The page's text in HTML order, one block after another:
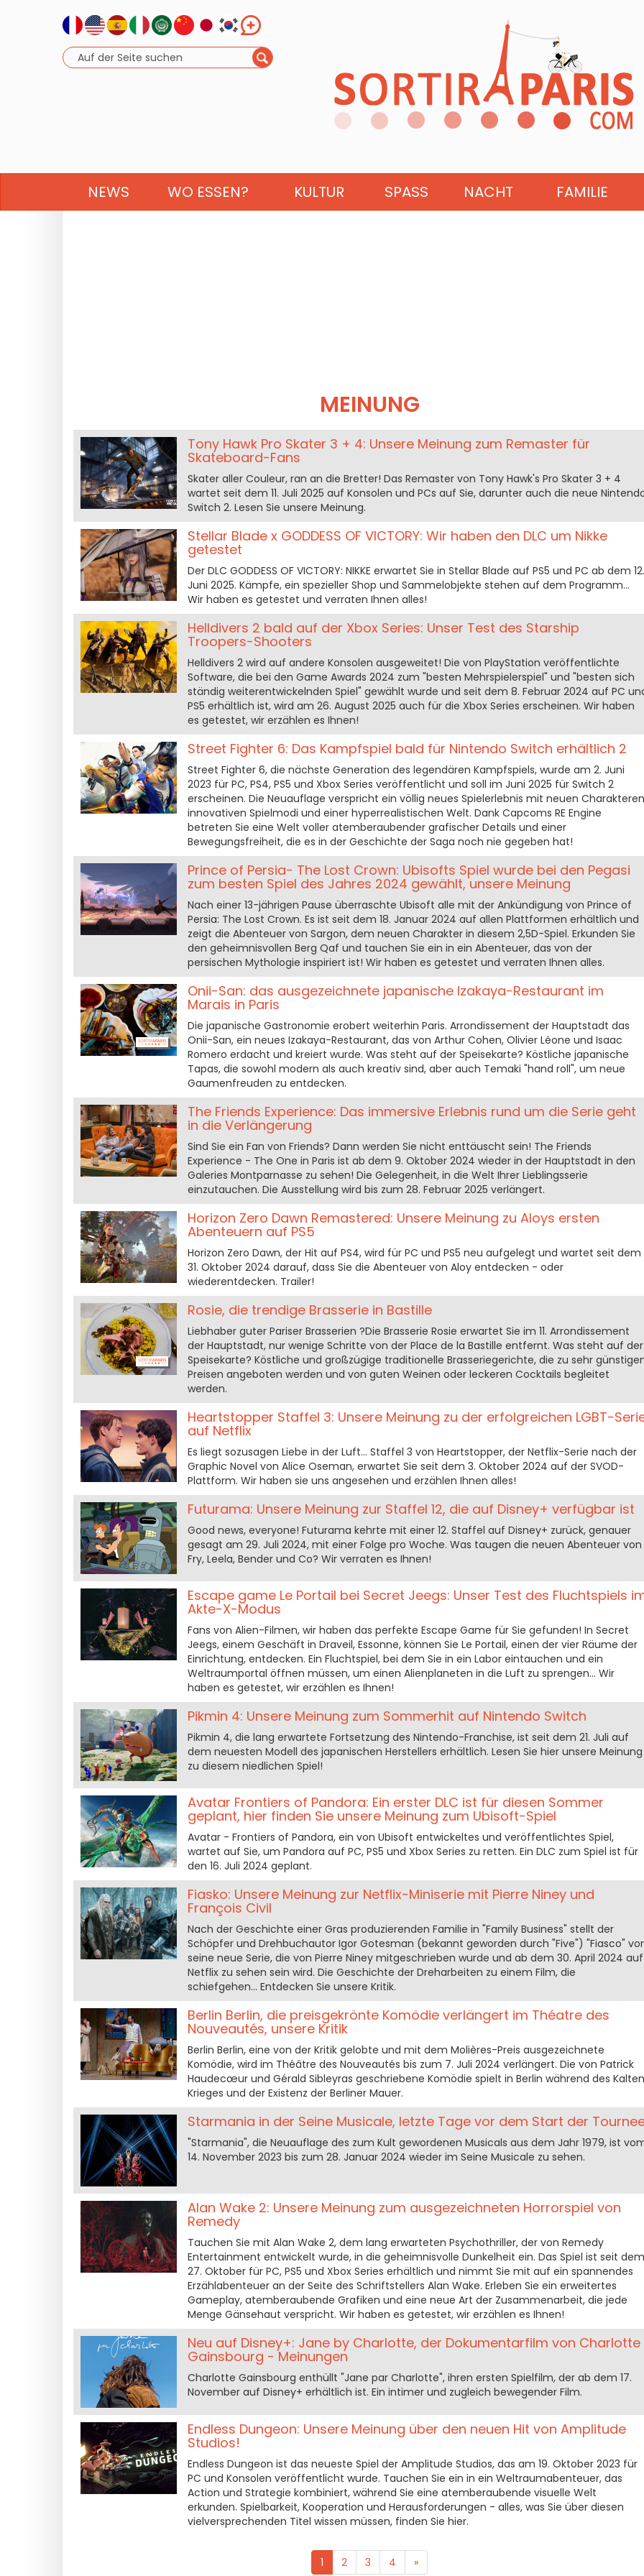
NEWS WO ESSEN? KULTUR SPASS NACHT FAMILIE
MEINUNG
Tony Hawk Pro Skater 3 + 4: Unsere Meinung zum Remaster für
Skateboard-Fans
Skater aller Couleur, ran an die Bretter! Das Remaster von Tony Hawk's Pro Skater 3 + 4
wartet seit dem 11. Juli 2025 auf Konsolen und PCs auf Sie, darunter auch die neue
Switch 2. Lesen Sie unsere Meinung.
Stellar Blade x GODDESS OF VICTORY: Wir haben den DLC um Nikke
getestet
Der DLC GODDESS OF VICTORY: NIKKE erwartet Sie in Stellar Blade auf PS5 und PC ab dem 12.
Juni 2025. Kämpfe, ein spezieller Shop und Sammelobjekte stehen auf dem Programm...
Wir haben es getestet und verraten Ihnen alles!
Helldivers 2 bald auf der Xbox Series: Unser Test des Starship
Troopers-Shooters
Helldivers 2 wird auf andere Konsolen ausgeweitet! Die von PlayStation veröffentlichte
Software, die bei den Game Awards 2024 zum "besten Mehrspielerspiel" und "besten sich
ständig weiterentwickelnden Spiel" gewählt wurde und seit dem 8. Februar 2024 auf PC
PS5 erhältlich ist, wird am 26. August 2025 auch für die Xbox Series erscheinen. Wir haben
es getestet, wir erzählen es Ihnen!
Street Fighter 6: Das Kampfspiel bald für Nintendo Switch erhältlich 2
Street Fighter 6, die nächste Generation des legendären Kampfspiels, wurde am 2. Juni
2023 für PC, PS4, PS5 und Xbox Series veröffentlicht und soll im Juni 2025 für Switch 2
erscheinen. Die Neuauflage verspricht ein völlig neues Spielerlebnis mit neuen
innovativen Spielmodi und einer hyperrealistischen Welt. Dank Capcoms RE Engine
betreten Sie eine Welt voller atemberaubender grafischer Details und einer
Bewegungsfreiheit, die es in der Geschichte der Saga noch nie gegeben hat!
Prince of Persia- The Lost Crown: Ubisofts Spiel wurde bei den Pegasi
zum besten Spiel des Jahres 2024 gewählt, unsere Meinung
Nach einer 13-jährigen Pause überraschte Ubisoft alle mit der Ankündigung von Prince of
Persia: The Lost Crown. Es ist seit dem 18. Januar 2024 auf allen Plattformen erhältlich und
zeigt die Abenteuer von Sargon, dem neuen Charakter in diesem 2,5D-Spiel. Erkunden Sie
den geheimnisvollen Berg Qaf und tauchen Sie ein in ein Abenteuer, das von der
persischen Mythologie inspiriert ist! Wir haben es getestet und verraten Ihnen alles.
Onii-San: das ausgezeichnete japanische Izakaya-Restaurant im
Marais in Paris
Die japanische Gastronomie erobert weiterhin Paris. Arrondissement der Hauptstadt das
Onii-San, ein neues Izakaya-Restaurant, das von Arthur Cohen, Olivier Léone und Isaac
Romero erdacht und kreiert wurde. Was steht auf der Speisekarte? Köstliche japanische
Tapas, die sowohl modern als auch kreativ sind, aber auch Temaki "hand roll", um neue
Gaumenfreuden zu entdecken.
The Friends Experience: Das immersive Erlebnis rund um die Serie geht
in die Verlängerung
Sind Sie ein Fan von Friends? Dann werden Sie nicht enttäuscht sein! The Friends
Experience - The One in Paris ist ab dem 9. Oktober 2024 wieder in der Hauptstadt in den
Galeries Montparnasse zu sehen! Die Gelegenheit, in die Welt Ihrer Lieblingsserie
einzutauchen. Die Ausstellung wird bis zum 28. Februar 2025 verlängert.
Horizon Zero Dawn Remastered: Unsere Meinung zu Aloys ersten
Abenteuern auf PS5
Horizon Zero Dawn, der Hit auf PS4, wird für PC und PS5 neu aufgelegt und wartet seit dem
31. Oktober 2024 darauf, dass Sie die Abenteuer von Aloy entdecken - oder
wiederentdecken. Trailer!
Rosie, die trendige Brasserie in Bastille
Liebhaber guter Pariser Brasserien ?Die Brasserie Rosie erwartet Sie im 11. Arrondissement
der Hauptstadt, nur wenige Schritte von der Place de la Bastille entfernt. Was steht auf der
Speisekarte? Köstliche und großzügige traditionelle Brasseriegerichte, die zu sehr
Preisen angeboten werden und von guten Weinen oder leckeren Cocktails begleitet
werden.
Heartstopper Staffel 3: Unsere Meinung zu der erfolgreichen LGBT-
auf Netflix
Es liegt sozusagen Liebe in der Luft... Staffel 3 von Heartstopper, der Netflix-Serie nach der
Graphic Novel von Alice Oseman, erwartet Sie seit dem 3. Oktober 2024 auf der SVOD-
Plattform. Wir haben sie uns angesehen und erzählen Ihnen alles!
Futurama: Unsere Meinung zur Staffel 12, die auf Disney+ verfügbar ist
Good news, everyone! Futurama kehrte mit einer 12. Staffel auf Disney+ zurück, genauer
gesagt am 29. Juli 2024, mit einer Folge pro Woche. Was taugen die neuen Abenteuer von
Fry, Leela, Bender und Co? Wir verraten es Ihnen!
Escape game Le Portail bei Secret Jeegs: Unser Test des Fluchtspiels
Akte-X-Modus
Fans von Alien-Filmen, wir haben das perfekte Escape Game für Sie gefunden! In Secret
Jeegs, einem Geschäft in Draveil, Essonne, können Sie Le Portail, einen der vier Räume der
Einrichtung, entdecken. Ein Fluchtspiel, bei dem Sie in ein Labor eintauchen und ein
Weltraumportal öffnen müssen, um einen Alienplaneten in die Luft zu sprengen... Wir
haben es getestet, wir erzählen es Ihnen!
Pikmin 4: Unsere Meinung zum Sommerhit auf Nintendo Switch
Pikmin 4, die lang erwartete Fortsetzung des Nintendo-Franchise, ist seit dem 21. Juli auf
dem neuesten Modell des japanischen Herstellers erhältlich. Lesen Sie hier unsere Meinung
zu diesem niedlichen Spiel!
Avatar Frontiers of Pandora: Ein erster DLC ist für diesen Sommer
geplant, hier finden Sie unsere Meinung zum Ubisoft-Spiel
Avatar - Frontiers of Pandora, ein von Ubisoft entwickeltes und veröffentlichtes Spiel,
wartet auf Sie, um Pandora auf PC, PS5 und Xbox Series zu retten. Ein DLC zum Spiel ist für
den 16. Juli 2024 geplant.
Fiasko: Unsere Meinung zur Netflix-Miniserie mit Pierre Niney und
François Civil
Nach der Geschichte einer Gras produzierenden Familie in "Family Business" stellt der
Schöpfer und Drehbuchautor Igor Gotesman (bekannt geworden durch "Five") "Fiasco"
seine neue Serie, die von Pierre Niney mitgeschrieben wurde und ab dem 30. April 2024 auf
Netflix zu sehen sein wird. Die Geschichte der Dreharbeiten zu einem Film, die
schiefgehen... Entdecken Sie unsere Kritik.
Berlin Berlin, die preisgekrönte Komödie verlängert im Théatre des
Nouveautés, unsere Kritik
Berlin Berlin, eine von der Kritik gelobte und mit dem Molières-Preis ausgezeichnete
Komödie, wird im Théâtre des Nouveautés bis zum 7. Juli 2024 verlängert. Die von Patrick
Haudecœur und Gérald Sibleyras geschriebene Komödie spielt in Berlin während des Kalten
Krieges und der Existenz der Berliner Mauer.
Starmania in der Seine Musicale, letzte Tage vor dem Start der
"Starmania", die Neuauflage des zum Kult gewordenen Musicals aus dem Jahr 1979, ist
14. November 2023 bis zum 28. Januar 2024 wieder im Seine Musicale zu sehen.
Alan Wake 2: Unsere Meinung zum ausgezeichneten Horrorspiel von
Remedy
Tauchen Sie mit Alan Wake 2, dem lang erwarteten Psychothriller, der von Remedy
Entertainment entwickelt wurde, in die geheimnisvolle Dunkelheit ein. Das Spiel ist seit dem
27. Oktober für PC, PS5 und Xbox Series erhältlich und nimmt Sie mit auf ein spannendes
Erzählabenteuer an der Seite des Schriftstellers Alan Wake. Erleben Sie ein erweitertes
Gameplay, atemberaubende Grafiken und eine neue Art der Zusammenarbeit, die jede
Menge Gänsehaut verspricht. Wir haben es getestet, wir erzählen es Ihnen!
Neu auf Disney+: Jane by Charlotte, der Dokumentarfilm von Charlotte
Gainsbourg - Meinungen
Charlotte Gainsbourg enthüllt "Jane par Charlotte", ihren ersten Spielfilm, der ab dem 17.
November auf Disney+ erhältlich ist. Ein intimer und zugleich bewegender Film.
Endless Dungeon: Unsere Meinung über den neuen Hit von Amplitude
Studios!
Endless Dungeon ist das neueste Spiel der Amplitude Studios, das am 19. Oktober 2023 für
PC und Konsolen veröffentlicht wurde. Tauchen Sie ein in ein Weltraumabenteuer, das
Action und Strategie kombiniert, während Sie eine atemberaubende visuelle Welt
erkunden. Spielbarkeit, Kooperation und Herausforderungen - alles, was Sie über diesen
vielversprechenden Titel wissen müssen, finden Sie hier.
1 2 3 4 »